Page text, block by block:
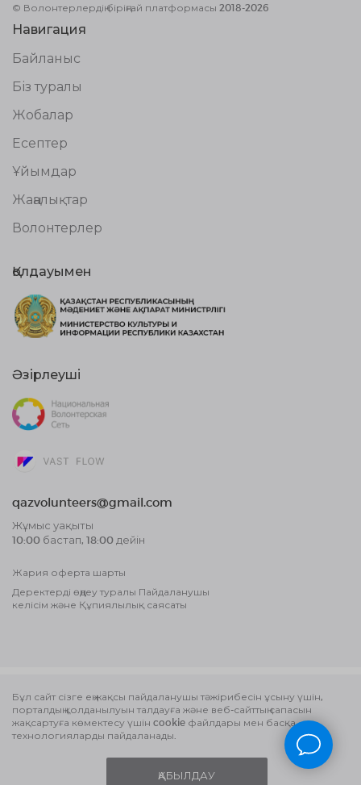
© Волонтерлердің біріңғай платформасы 2018-2026
Навигация
Байланыс
Біз туралы
Жобалар
Есептер
Ұйымдар
Жаңалықтар
Волонтерлер
Қолдауымен
Әзірлеуші
qazvolunteers@gmail.com
Жұмыс уақыты
10:00 бастап, 18:00 дейін
Жария оферта шарты
Деректерді өңдеу туралы Пайдаланушы
келісім және Құпиялылық саясаты
Бұл сайт сізге ең жақсы пайдаланушы тәжірибесін ұсыну үшін,
порталдың қолданылуын талдауға және веб-сайттың сапасын
жақсартуға көмектесу үшін cookie файлдары мен басқа
технологияларды пайдаланады.
ҚАБЫЛДАУ